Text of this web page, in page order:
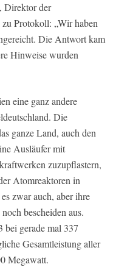
Direktor der
Protokoll: „Wir haben
Die Antwort kam
Hinweise wurden
eine ganz andere
Die
ganze Land, auch den
Ausläufer mit
zuzupflastern,
Atomreaktoren in
zwar auch, aber ihre
bescheiden aus.
gerade mal 337
Gesamtleistung aller
Megawatt.